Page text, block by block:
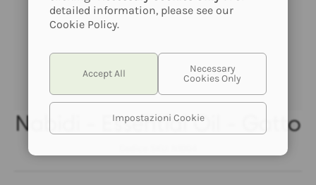
NABIDI
Nabidi - Essential Oil - Gatto
detailed information, please see our
Cookie Policy.
Impostazioni Cookie